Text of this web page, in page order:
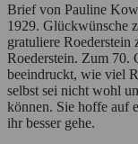
Brief von Pauline
1929. Glückwünsche
gratuliere Roederstein
Roederstein. Zum 70.
beeindruckt, wie viel
selbst sei nicht wohl
können. Sie hoffe auf
ihr besser gehe.